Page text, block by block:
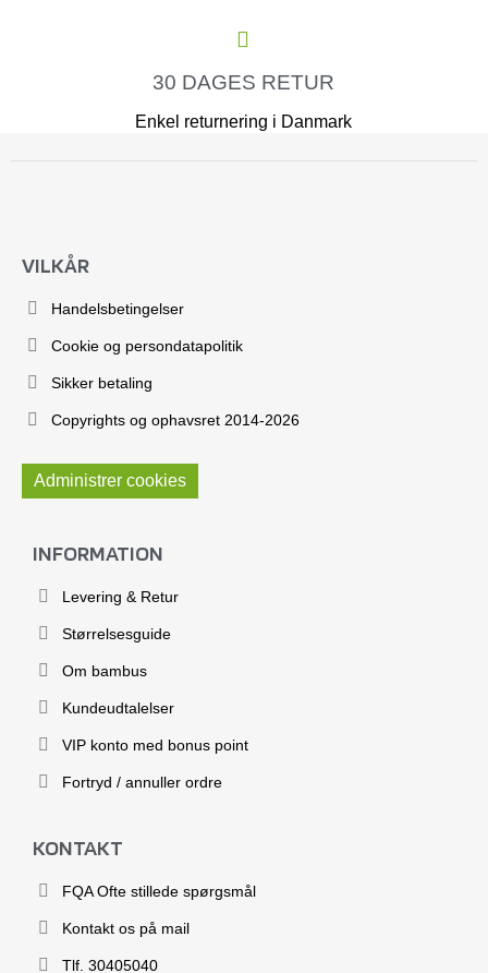
30 DAGES RETUR
Enkel returnering i Danmark
VILKÅR
Handelsbetingelser
Cookie og persondatapolitik
Sikker betaling
Copyrights og ophavsret 2014-2026
Administrer cookies
INFORMATION
Levering & Retur
Størrelsesguide
Om bambus
Kundeudtalelser
VIP konto med bonus point
Fortryd / annuller ordre
KONTAKT
FQA Ofte stillede spørgsmål
Kontakt os på mail
Tlf. 30405040